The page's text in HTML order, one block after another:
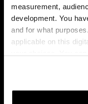
measurement,
development. You
and for what
applicable on this
If you allow, we
plaćanja sada dostupna
klijentima četiri banke u